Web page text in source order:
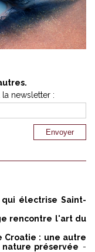
newsletter :
qui électrise Saint-
rencontre l'art du
Croatie : une autre
préservée -